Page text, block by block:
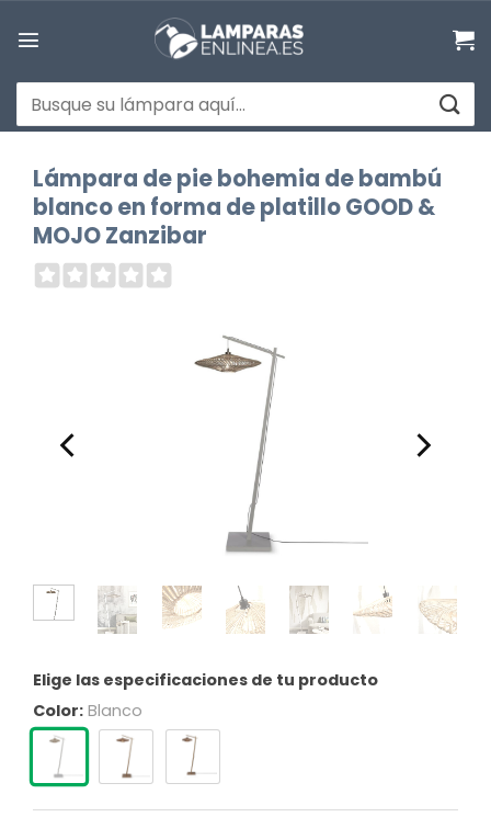
Buscar
por:
Lámpara de pie bohemia de bambú
blanco en forma de platillo GOOD &
MOJO Zanzibar
Elige las especificaciones de tu producto
Color: Blanco